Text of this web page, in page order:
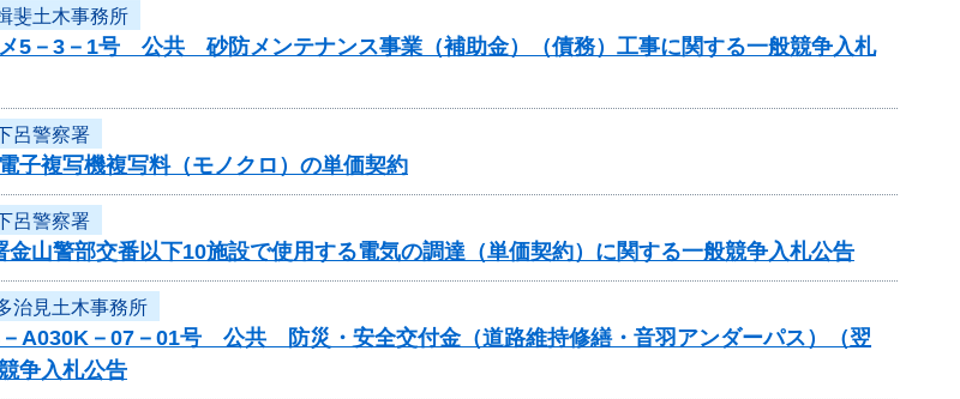
斐土木事務所
メ5－3－1号 公共 砂防メンテナンス事業（補助金）（債務）工事に関する一般競争入札
呂警察署
子複写機複写料（モノクロ）の単価契約
呂警察署
山警部交番以下10施設で使用する電気の調達（単価契約）に関する一般競争入札公告
治見土木事務所
－A030K－07－01号 公共 防災・安全交付金（道路維持修繕・音羽アンダーパス）（翌
争入札公告